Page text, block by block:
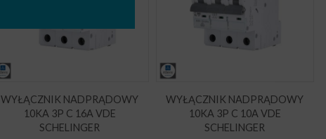
WYŁĄCZNIK NADPRĄDOWY
10KA 3P C 16A VDE
SCHELINGER
WYŁĄCZNIK NADPRĄDOWY
10KA 3P C 10A VDE
SCHELINGER